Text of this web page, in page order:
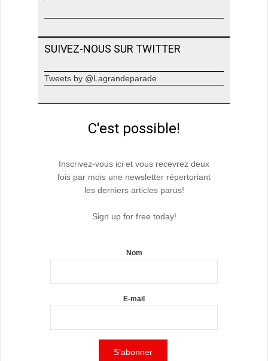
SUIVEZ-NOUS SUR TWITTER
Tweets by @Lagrandeparade
C'est possible!
Inscrivez-vous ici et vous recevrez deux
fois par mois une newsletter répertoriant
les derniers articles parus!
Sign up for free today!
Nom
E-mail